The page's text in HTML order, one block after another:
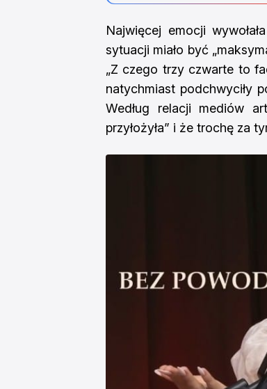
Najwięcej emocji
sytuacji miało być
„Z czego trzy czwarte to
natychmiast podchwyciły
Według relacji mediów
przyłożyła” i że trochę za